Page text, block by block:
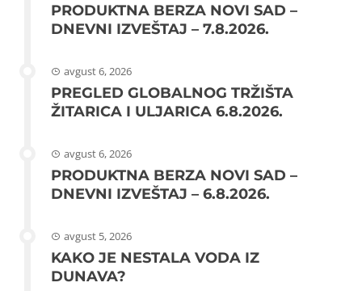
PRODUKTNA BERZA NOVI SAD –
DNEVNI IZVEŠTAJ – 7.8.2026.
avgust 6, 2026
PREGLED GLOBALNOG TRŽIŠTA
ŽITARICA I ULJARICA 6.8.2026.
avgust 6, 2026
PRODUKTNA BERZA NOVI SAD –
DNEVNI IZVEŠTAJ – 6.8.2026.
avgust 5, 2026
KAKO JE NESTALA VODA IZ
DUNAVA?